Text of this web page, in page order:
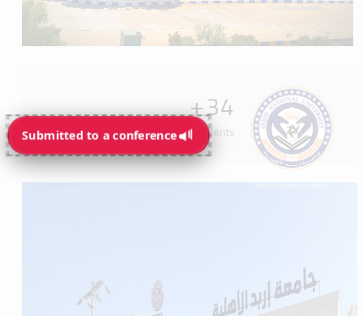
Submitted to a conference
34
+
Programs available for students
Submitted to a conference